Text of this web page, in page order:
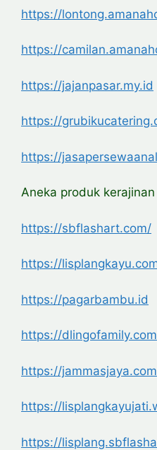
https://
https://
https://jajanpasar.my.id
https://
https://
Aneka produk kerajinan
https://sbflashart.com/
https://
https://pagarbambu.id
https://dlingofamily.com
https://jammasjaya.com
https://
https://